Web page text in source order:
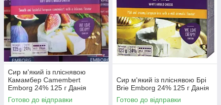
Сир м'який із пліснявою
Камамбер Camembert
Emborg 24% 125 г Данія
Готово до відправки
Сир м'який із пліснявою Брі
Brie Emborg 24% 125 г Данія
Готово до відправки